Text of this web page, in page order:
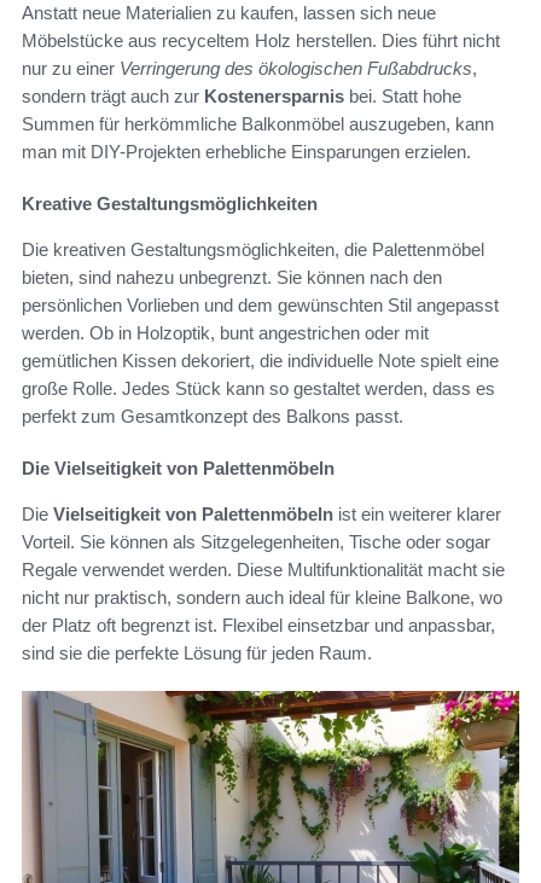
Anstatt neue Materialien zu kaufen, lassen sich neue
Möbelstücke aus recyceltem Holz herstellen. Dies führt nicht
nur zu einer Verringerung des ökologischen Fußabdrucks,
sondern trägt auch zur Kostenersparnis bei. Statt hohe
Summen für herkömmliche Balkonmöbel auszugeben, kann
man mit DIY-Projekten erhebliche Einsparungen erzielen.
Kreative Gestaltungsmöglichkeiten
Die kreativen Gestaltungsmöglichkeiten, die Palettenmöbel
bieten, sind nahezu unbegrenzt. Sie können nach den
persönlichen Vorlieben und dem gewünschten Stil angepasst
werden. Ob in Holzoptik, bunt angestrichen oder mit
gemütlichen Kissen dekoriert, die individuelle Note spielt eine
große Rolle. Jedes Stück kann so gestaltet werden, dass es
perfekt zum Gesamtkonzept des Balkons passt.
Die Vielseitigkeit von Palettenmöbeln
Die Vielseitigkeit von Palettenmöbeln ist ein weiterer klarer
Vorteil. Sie können als Sitzgelegenheiten, Tische oder sogar
Regale verwendet werden. Diese Multifunktionalität macht sie
nicht nur praktisch, sondern auch ideal für kleine Balkone, wo
der Platz oft begrenzt ist. Flexibel einsetzbar und anpassbar,
sind sie die perfekte Lösung für jeden Raum.